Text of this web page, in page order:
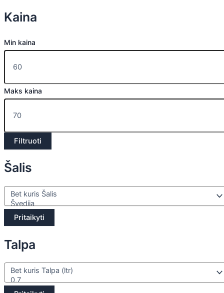
Kaina
Min kaina
Maks kaina
Filtruoti
Šalis
Pritaikyti
Talpa